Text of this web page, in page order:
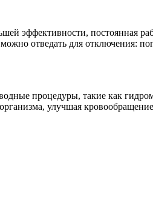
эффективности, постоянная
отведать для отключения:
процедуры, такие как
улучшая